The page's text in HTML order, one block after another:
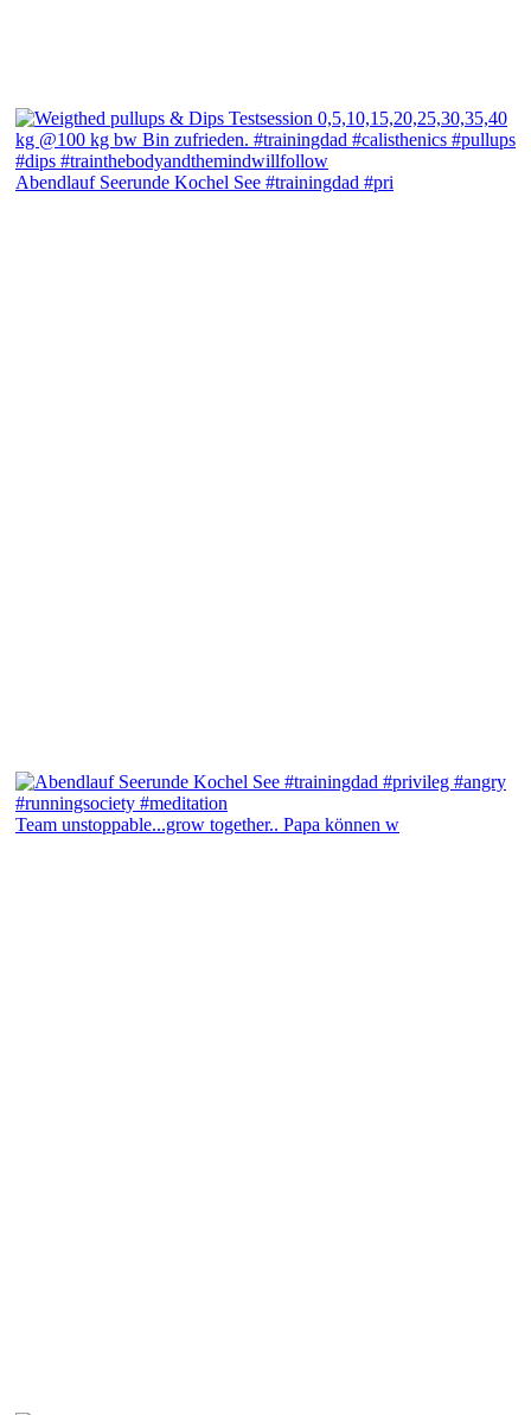
Abendlauf Seerunde Kochel See #trainingdad #pri
Team unstoppable...grow together.. Papa können w